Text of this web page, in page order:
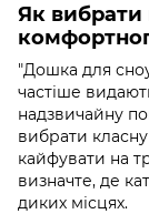
Як вибрати
"Дошка для
частіше
надзвичайну
вибрати
кайфувати на
визначте, де
диких місцях.